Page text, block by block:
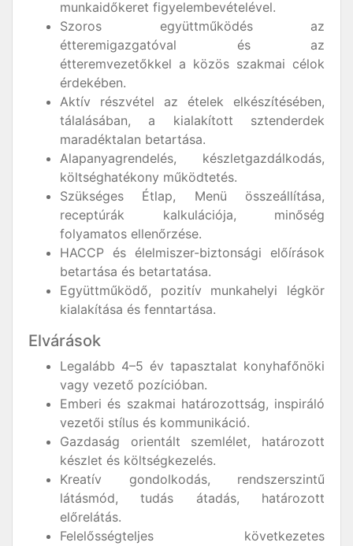
munkaidőkeret figyelembevételével.
Szoros együttműködés az
étteremigazgatóval és az
étteremvezetőkkel a közös szakmai célok
érdekében.
Aktív részvétel az ételek elkészítésében,
tálalásában, a kialakított sztenderdek
maradéktalan betartása.
Alapanyagrendelés, készletgazdálkodás,
költséghatékony működtetés.
Szükséges Étlap, Menü összeállítása,
receptúrák kalkulációja, minőség
folyamatos ellenőrzése.
HACCP és élelmiszer-biztonsági előírások
betartása és betartatása.
Együttműködő, pozitív munkahelyi légkör
kialakítása és fenntartása.
Elvárások
Legalább 4–5 év tapasztalat konyhafőnöki
vagy vezető pozícióban.
Emberi és szakmai határozottság, inspiráló
vezetői stílus és kommunikáció.
Gazdaság orientált szemlélet, határozott
készlet és költségkezelés.
Kreatív gondolkodás, rendszerszintű
látásmód, tudás átadás, határozott
előrelátás.
Felelősségteljes következetes